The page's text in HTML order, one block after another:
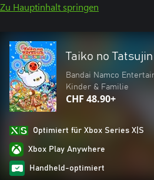
Zu Hauptinhalt springen
Taiko no
Bandai Namco
Kinder & Familie
CHF 48.90+
Optimiert für Xbox Series X|S
Xbox Play Anywhere
Handheld-optimiert